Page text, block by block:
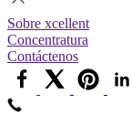
Sobre xcellent
Concentratura
Contáctenos